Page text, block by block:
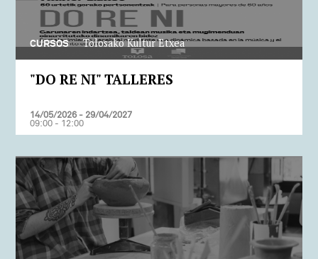
CURSOS Tolosako Kultur Etxea
"DO RE NI" TALLERES
14/05/2026 - 29/04/2027
09:00 - 12:00